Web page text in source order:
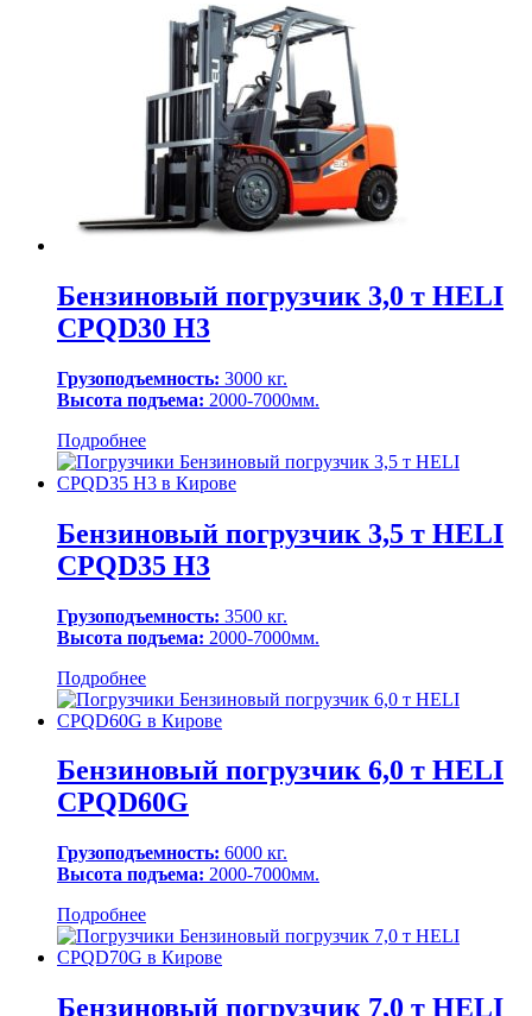
Бензиновый погрузчик 3,0 т HELI
CPQD30 H3
Грузоподъемность: 3000 кг.
Высота подъема: 2000-7000мм.
Подробнее
Бензиновый погрузчик 3,5 т HELI
CPQD35 H3
Грузоподъемность: 3500 кг.
Высота подъема: 2000-7000мм.
Подробнее
Бензиновый погрузчик 6,0 т HELI
CPQD60G
Грузоподъемность: 6000 кг.
Высота подъема: 2000-7000мм.
Подробнее
Бензиновый погрузчик 7,0 т HELI